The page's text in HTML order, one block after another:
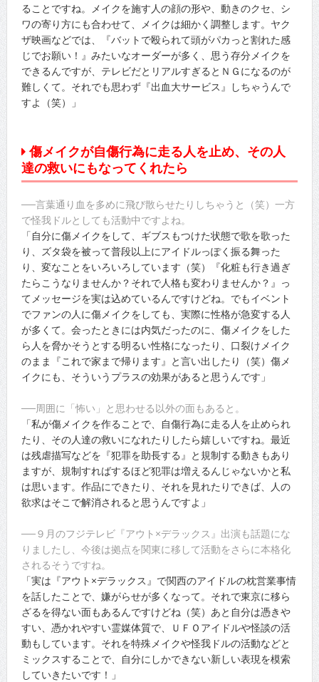
ることですね。メイクを施す人の顔の形や、動きのクセ、シ
ワの寄り方にも合わせて、メイクは細かく調整します。ヤク
ザ映画などでは、『バットで殴られて頭がパカっと割れた感
じでお願い！』みたいなオーダーが多く、思う存分メイクを
できるんですが、テレビだとリアルすぎるとＮＧになるのが
難しくて。それでも思わず『出血大サービス』しちゃうんで
すよ（笑）」
傷メイクが自傷行為に走る人を止め、その人
達の救いにもなってくれたら
──言葉通り血を多めに飛び散らせたりしちゃうと（笑）一方
で怪我ドルとしても活動中ですよね。
「自分に傷メイクをして、ギブスもつけた状態で歌を歌った
り、ズタ袋を被って普段以上にアイドルっぽく振る舞った
り、変なことをいろいろしています（笑）『化粧も行き過ぎ
たらこうなりませんか？それで人格も変わりませんか？』っ
てメッセージを実は込めているんですけどね。でもイベント
でファンの人に傷メイクをしても、実際に性格が急変する人
が多くて。会ったときには内気だったのに、傷メイクをした
ら人を脅かそうとする明るい性格になったり、口裂けメイク
のまま『これで家まで帰ります』と言い出したり（笑）傷メ
イクにも、そういうプラスの効果があると思うんです」
──周囲に「怖い」と思わせる以外の面もあると。
「私が傷メイクを作ることで、自傷行為に走る人を止められ
たり、その人達の救いになれたりしたら嬉しいですね。最近
は残虐描写などを『犯罪を助長する』と規制する動きもあり
ますが、規制すればするほど犯罪は増えるんじゃないかと私
は思います。作品にできたり、それを見れたりできば、人の
欲求はそこで解消されると思うんですよ」
──９月のフジテレビ『アウト×デラックス』出演も話題にな
りましたし、今後は拠点を関東に移して活動をさらに本格化
されるそうですね。
「実は『アウト×デラックス』で関西のアイドルの枕営業事情
を話したことで、嫌がらせが多くなって。それで東京に移ら
ざるを得ない面もあるんですけどね（笑）あと自分は憑きや
すい、憑かれやすい霊媒体質で、ＵＦＯアイドルや怪談の活
動もしています。それを特殊メイクや怪我ドルの活動などと
ミックスすることで、自分にしかできない新しい表現を模索
していきたいです！」